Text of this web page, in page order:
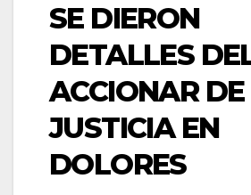
SE DIERON
DETALLES
ACCIONAR
JUSTICIA EN
DOLORES